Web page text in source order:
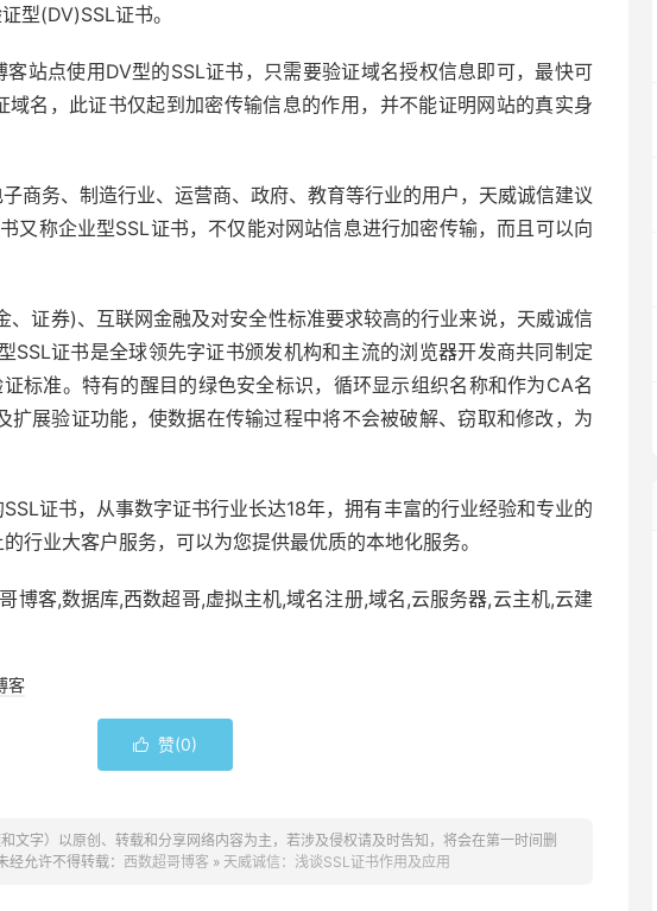
型(DV)SSL证书。
站点使用DV型的SSL证书，只需要验证域名授权信息即可，最快可
域名，此证书仅起到加密传输信息的作用，并不能证明网站的真实身
商务、制造行业、运营商、政府、教育等行业的用户，天威诚信建议
又称企业型SSL证书，不仅能对网站信息进行加密传输，而且可以向
、证券)、互联网金融及对安全性标准要求较高的行业来说，天威诚信
SSL证书是全球领先字证书颁发机构和主流的浏览器开发商共同制定
标准。特有的醒目的绿色安全标识，循环显示组织名称和作为CA名
展验证功能，使数据在传输过程中将不会被破解、窃取和修改，为
证书，从事数字证书行业长达18年，拥有丰富的行业经验和专业的
行业大客户服务，可以为您提供最优质的本地化服务。
博客,数据库,西数超哥,虚拟主机,域名注册,域名,云服务器,云主机,云建
客
 赞(0)
文字）以原创、转载和分享网络内容为主，若涉及侵权请及时告知，将会在第一时间删
经允许不得转载：
西数超哥博客 » 天威诚信：浅谈SSL证书作用及应用